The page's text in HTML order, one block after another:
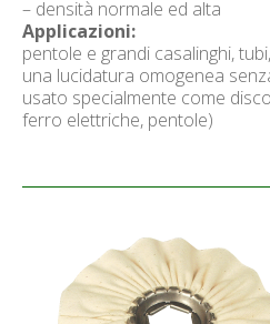
– densità normale ed alta
Applicazioni:
pentole e grandi casalinghi,
una lucidatura omogenea
usato specialmente come
ferro elettriche, pentole)